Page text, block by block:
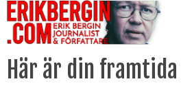
Här är din